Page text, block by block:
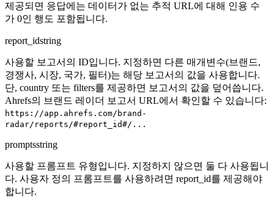
제공되면 응답에는 데이터가 없는 추적 URL에 대해 인용 수
가 0인 행도 포함됩니다.
report_idstring
사용할 보고서의 ID입니다. 지정하면 다른 매개변수(브랜드,
경쟁사, 시장, 국가, 필터)는 해당 보고서의 값을 사용합니다.
단, country 또는 filters를 제공하면 보고서의 값을 덮어씁니다.
Ahrefs의 브랜드 레이더 보고서 URL에서 확인할 수 있습니다:
https://app.ahrefs.com/brand-
radar/reports/#report_id#/...
promptsstring
사용할 프롬프트 유형입니다. 지정하지 않으면 둘 다 사용됩니
다. 사용자 정의 프롬프트를 사용하려면 report_id를 제공해야
합니다.